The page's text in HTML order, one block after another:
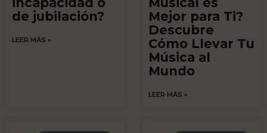
de jubilación?
LEER MÁS »
Mejor para Ti?
Descubre
Cómo Llevar Tu
Música al
Mundo
LEER MÁS »